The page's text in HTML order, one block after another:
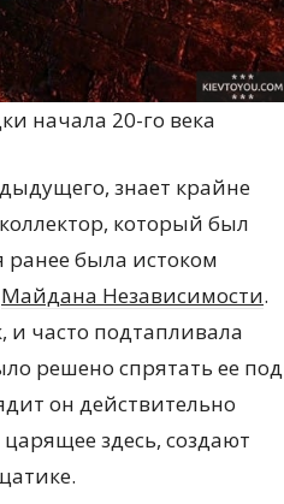
начала 20-го века
знает крайне
который был
ранее была истоком
Майдана Независимости.
и часто подтапливала
решено спрятать ее под
он действительно
здесь, создают